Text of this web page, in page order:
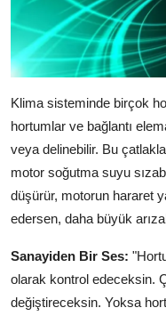
Klima sisteminde birçok
hortumlar ve bağlantı
veya delinebilir. Bu
motor soğutma suyu
düşürür, motorun hararet
edersen, daha büyük
Sanayiden Bir Ses:
olarak kontrol edeceksin.
değiştireceksin. Yoksa